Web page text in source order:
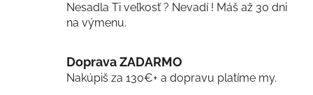
Nesadla Ti veľkosť ? Nevadí ! Máš až 30 dni
na výmenu.
Doprava ZADARMO
Nakúpiš za 130€+ a dopravu platíme my.